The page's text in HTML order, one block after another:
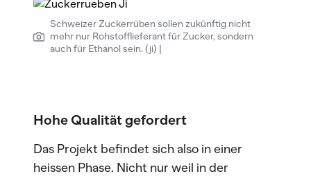
Schweizer Zuckerrüben sollen zukünftig nicht
mehr nur Rohstofflieferant für Zucker, sondern
auch für Ethanol sein. (ji) |
Hohe Qualität gefordert
Das Projekt befindet sich also in einer
heissen Phase. Nicht nur weil in der